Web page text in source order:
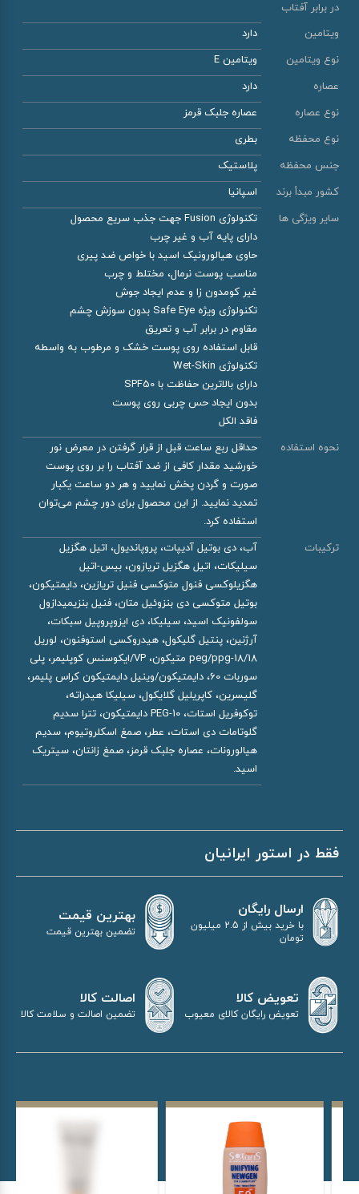
در برابر آفتاب
ویتامین
دارد
نوع ویتامین
ویتامین E
عصاره
دارد
نوع عصاره
عصاره جلبک قرمز
نوع محفظه
بطری
جنس محفظه
پلاستیک
کشور مبدأ برند
اسپانیا
سایر ویژگی ها
تکنولوژی Fusion جهت جذب سریع محصول
دارای پایه آب و غیر چرب
حاوی هیالورونیک اسید با خواص ضد پیری
مناسب پوست نرمال، مختلط و چرب
غیر کومدون زا و عدم ایجاد جوش
تکنولوژی ویژه Safe Eye بدون سوزش چشم
مقاوم در برابر آب و تعریق
قابل استفاده روی پوست خشک و مرطوب به واسطه
تکنولوژی Wet-Skin
دارای بالاترین حفاظت با SPF50
بدون ایجاد حس چربی روی پوست
فاقد الکل
نحوه استفاده
حداقل ربع ساعت قبل از قرار گرفتن در معرض نور
خورشید مقدار کافی از ضد آفتاب را بر روی پوست
صورت و گردن پخش نمایید و هر دو ساعت یکبار
تمدید نمایید. از این محصول برای دور چشم می‌توان
استفاده کرد.
ترکیبات
آب، دی بوتیل آدیپات، پروپاندیول، اتیل هگزیل
سیلیکات، اتیل هگزیل تریازون، بیس-اتیل
هگزیلوکسی فنول متوکسی فنیل تریازین، دایمتیکون،
بوتیل متوکسی دی بنزوئیل متان، فنیل بنزیمیدازول
سولفونیک اسید، سیلیکا، دی ایزوپروپیل سبکات،
آرژنین، پنتیل گلیکول، هیدروکسی استوفنون، لوریل
peg/ppg-18/18 متیکون، VP/ایکوسنس کوپلیمر، پلی
سوربات 60، دایمتیکون/وینیل دایمتیکون کراس پلیمر،
گلیسرین، کاپریلیل گلایکول، سیلیکا هیدراته،
توکوفریل استات، PEG-10 دایمتیکون، تترا سدیم
گلوتامات دی استات، عطر، صمغ اسکلروتیوم، سدیم
هیالورونات، عصاره جلبک قرمز، صمغ زانتان، سیتریک
اسید.
فقط در استور ایرانیان
ارسال رایگان
با خرید بیش از 2.5 میلیون
تومان
بهترین قیمت
تضمین بهترین قیمت
تعویض کالا
تعویض رایگان کالای معیوب
اصالت کالا
تضمین اصالت و سلامت کالا